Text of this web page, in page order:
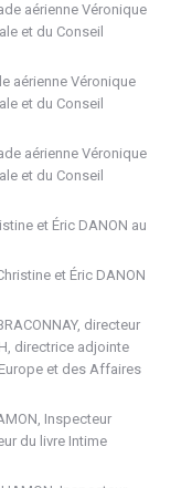
aérienne Véronique
et du Conseil
aérienne Véronique
et du Conseil
aérienne Véronique
et du Conseil
et Éric DANON au
et Éric DANON
directeur
directrice adjointe
et des Affaires
Inspecteur
du livre Intime